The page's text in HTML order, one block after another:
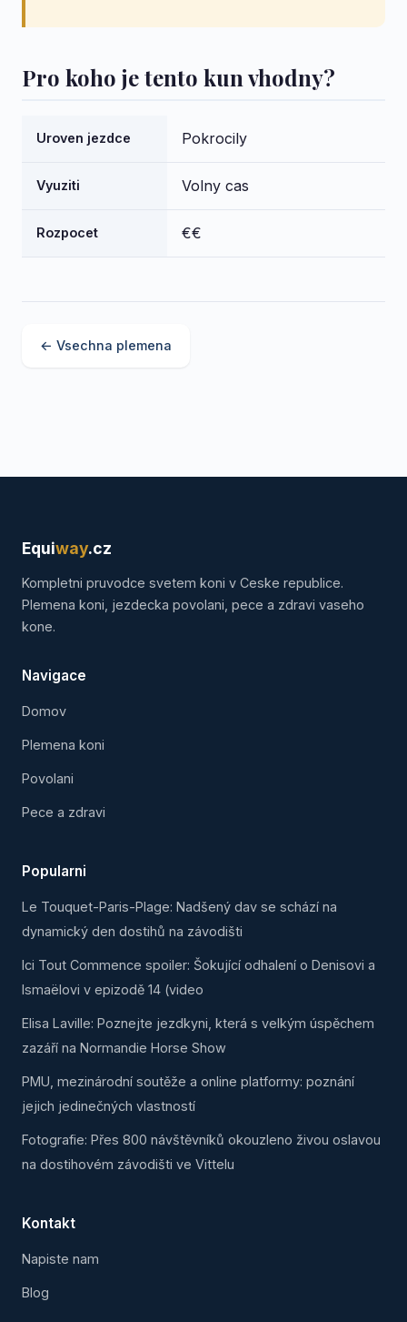
Pro koho je tento kun vhodny?
Uroven jezdce Pokrocily
Vyuziti Volny cas
Rozpocet €€
← Vsechna plemena
Equiway.cz
Kompletni pruvodce svetem koni v Ceske republice.
Plemena koni, jezdecka povolani, pece a zdravi vaseho
kone.
Navigace
Domov
Plemena koni
Povolani
Pece a zdravi
Popularni
Le Touquet-Paris-Plage: Nadšený dav se schází na
dynamický den dostihů na závodišti
Ici Tout Commence spoiler: Šokující odhalení o Denisovi a
Ismaëlovi v epizodě 14 (video
Elisa Laville: Poznejte jezdkyni, která s velkým úspěchem
zazáří na Normandie Horse Show
PMU, mezinárodní soutěže a online platformy: poznání
jejich jedinečných vlastností
Fotografie: Přes 800 návštěvníků okouzleno živou oslavou
na dostihovém závodišti ve Vittelu
Kontakt
Napiste nam
Blog